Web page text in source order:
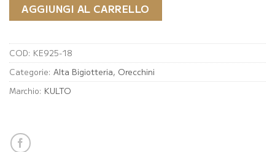
AGGIUNGI AL CARRELLO
COD: KE925-18
Categorie: Alta Bigiotteria, Orecchini
Marchio: KULTO